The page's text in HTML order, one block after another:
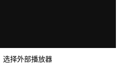
选择外部播放器